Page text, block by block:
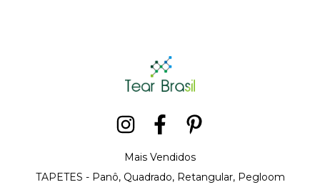
Mais Vendidos
TAPETES - Panô, Quadrado, Retangular, Pegloom